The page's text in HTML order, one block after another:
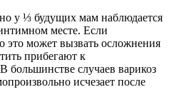
у ⅓ будущих мам наблюдается
месте. Если
это может вызвать осложнения
прибегают к
большинстве случаев варикоз
исчезает после